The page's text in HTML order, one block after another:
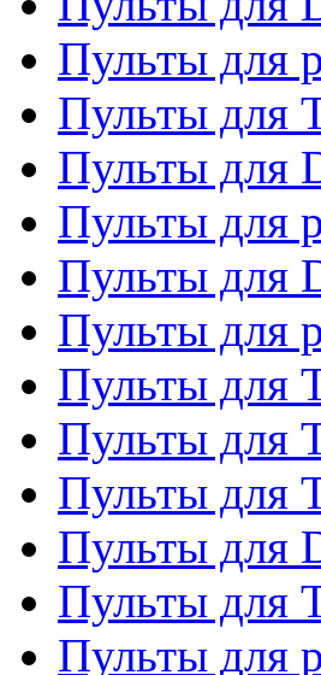
Пульты для
Пульты для
Пульты для
Пульты для
Пульты для
Пульты для
Пульты для
Пульты для
Пульты для
Пульты для
Пульты для
Пульты для